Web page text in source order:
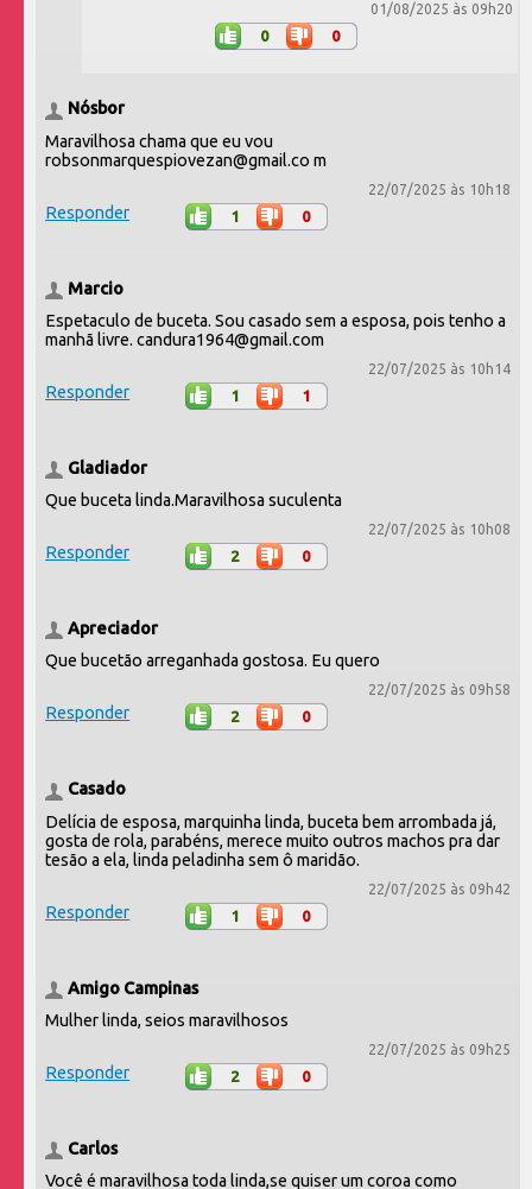
01/08/2025 às 09h20
0 0
Nósbor
Maravilhosa chama que eu vou
robsonmarquespiovezan@gmail.co m
22/07/2025 às 10h18
Responder 1 0
Marcio
Espetaculo de buceta. Sou casado sem a esposa, pois tenho a
manhã livre. candura1964@gmail.com
22/07/2025 às 10h14
Responder 1 1
Gladiador
Que buceta linda.Maravilhosa suculenta
22/07/2025 às 10h08
Responder 2 0
Apreciador
Que bucetão arreganhada gostosa. Eu quero
22/07/2025 às 09h58
Responder 2 0
Casado
Delícia de esposa, marquinha linda, buceta bem arrombada já,
gosta de rola, parabéns, merece muito outros machos pra dar
tesão a ela, linda peladinha sem ô maridão.
22/07/2025 às 09h42
Responder 1 0
Amigo Campinas
Mulher linda, seios maravilhosos
22/07/2025 às 09h25
Responder 2 0
Carlos
Você é maravilhosa toda linda,se quiser um coroa como